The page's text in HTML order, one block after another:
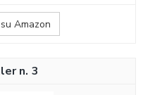
Amazon
3